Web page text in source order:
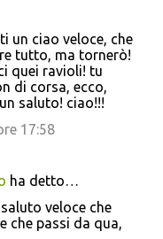
un ciao veloce, che
tutto, ma tornerò!
quei ravioli! tu
di corsa, ecco,
saluto! ciao!!!
17:58
ha detto…
veloce che
che passi da qua,